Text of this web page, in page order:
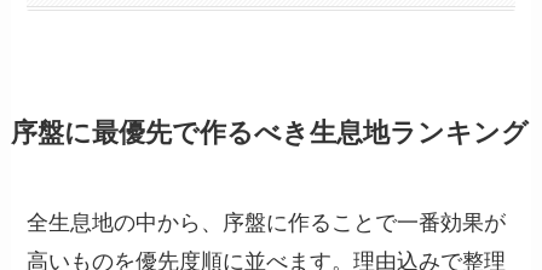
序盤に最優先で作るべき生息地ランキング
全生息地の中から、序盤に作ることで一番効果が
高いものを優先度順に並べます。理由込みで整理